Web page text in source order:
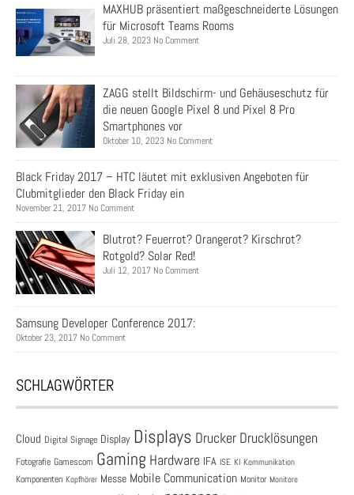
MAXHUB präsentiert maßgeschneiderte Lösungen
für Microsoft Teams Rooms
Juli 28, 2023 No Comment
ZAGG stellt Bildschirm- und Gehäuseschutz für
die neuen Google Pixel 8 und Pixel 8 Pro
Smartphones vor
Oktober 10, 2023 No Comment
Black Friday 2017 – HTC läutet mit exklusiven Angeboten für
Clubmitglieder den Black Friday ein
November 21, 2017 No Comment
Blutrot? Feuerrot? Orangerot? Kirschrot?
Rotgold? Solar Red!
Juli 12, 2017 No Comment
Samsung Developer Conference 2017:
Oktober 23, 2017 No Comment
SCHLAGWÖRTER
Cloud Digital Signage Display Displays Drucker Drucklösungen
Fotografie Gamescom Gaming Hardware IFA ISE KI Kommunikation
Komponenten Kopfhörer Messe Mobile Communication Monitor Monitore